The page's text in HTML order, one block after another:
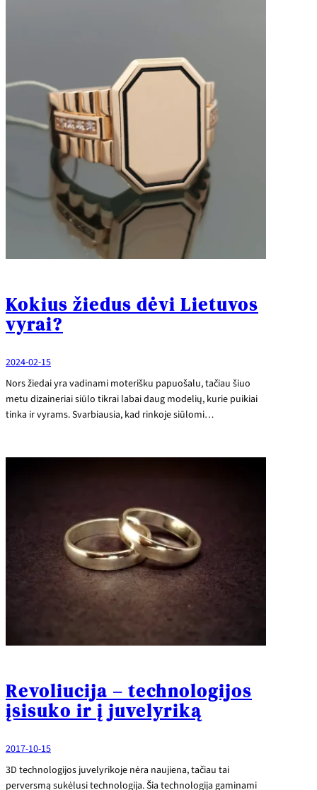
Kokius žiedus dėvi Lietuvos
vyrai?
2024-02-15
Nors žiedai yra vadinami moterišku papuošalu, tačiau šiuo
metu dizaineriai siūlo tikrai labai daug modelių, kurie puikiai
tinka ir vyrams. Svarbiausia, kad rinkoje siūlomi…
Revoliucija – technologijos
įsisuko ir į juvelyriką
2017-10-15
3D technologijos juvelyrikoje nėra naujiena, tačiau tai
perversmą sukėlusi technologija. Šia technologija gaminami